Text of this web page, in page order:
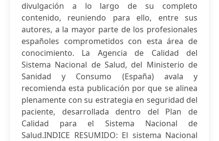
divulgación a lo largo de su completo
contenido, reuniendo para ello, entre sus
autores, a la mayor parte de los profesionales
españoles comprometidos con esta área de
conocimiento. La Agencia de Calidad del
Sistema Nacional de Salud, del Ministerio de
Sanidad y Consumo (España) avala y
recomienda esta publicación por que se alinea
plenamente con su estrategia en seguridad del
paciente, desarrollada dentro del Plan de
Calidad para el Sistema Nacional de
Salud.INDICE RESUMIDO: El sistema Nacional